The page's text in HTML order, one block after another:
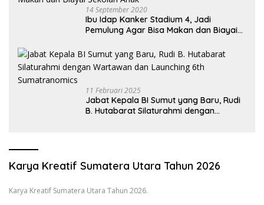
14 September 2020
Ibu Idap Kanker Stadium 4, Jadi
Pemulung Agar Bisa Makan dan Biayai
11 Februari 2025
Jabat Kepala BI Sumut yang Baru, Rudi
B. Hutabarat Silaturahmi dengan
Karya Kreatif Sumatera Utara Tahun 2026
Karya Kreatif Sumatera Utara Tahun 2026.